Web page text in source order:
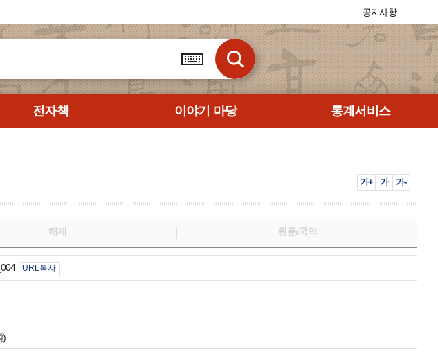
공지사항
전자책 이야기 마당 통계서비스
가+ 가 가-
해제 원문/국역
URL복사
)